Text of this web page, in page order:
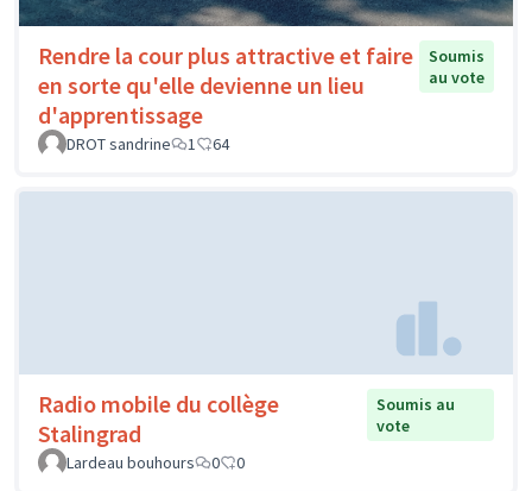
Rendre la cour plus attractive et faire
en sorte qu'elle devienne un lieu
d'apprentissage
Soumis
au vote
DROT sandrine 1 64
Radio mobile du collège
Stalingrad
Soumis au
vote
Lardeau bouhours
0 0